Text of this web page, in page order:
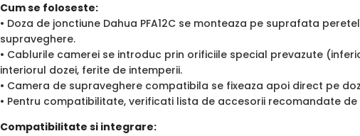
Cum se foloseste:
• Doza de jonctiune Dahua PFA12C se monteaza pe suprafata
supraveghere.
• Cablurile camerei se introduc prin orificiile special prevazute
interiorul dozei, ferite de intemperii.
• Camera de supraveghere compatibila se fixeaza apoi direct pe
• Pentru compatibilitate, verificati lista de accesorii recomandate
Compatibilitate si integrare: